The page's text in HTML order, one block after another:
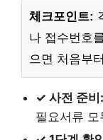
체크포인트:
나 접수번호
으면 처음부
✓ 사전 준비:
필요서류